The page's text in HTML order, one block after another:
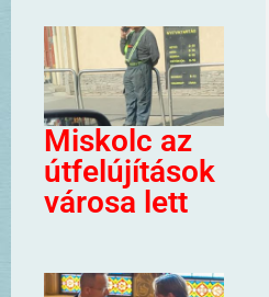
Miskolc az
útfelújítások
városa lett